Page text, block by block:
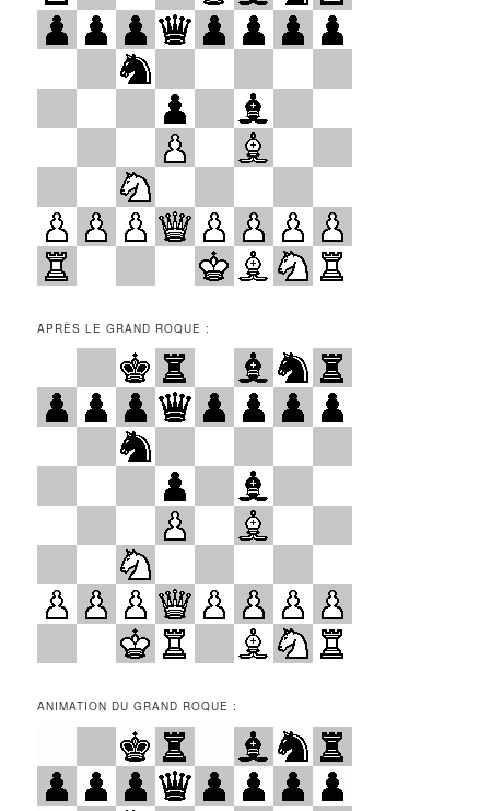
APRÈS LE GRAND ROQUE :
ANIMATION DU GRAND ROQUE :